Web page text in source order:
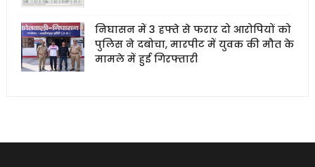
निघासन में 3 हफ्ते से फरार दो आरोपियों को
पुलिस ने दबोचा, मारपीट में युवक की मौत के
मामले में हुई गिरफ्तारी